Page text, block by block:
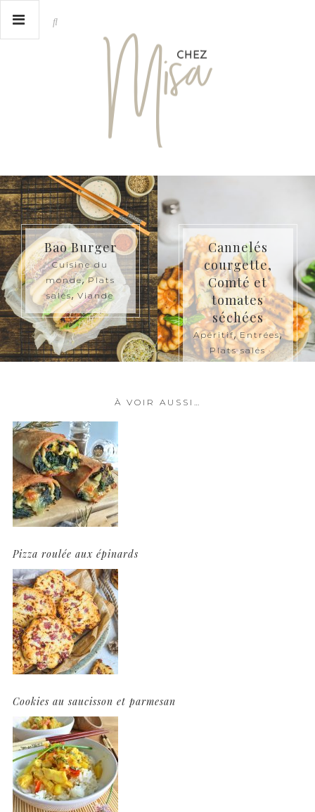
Cannelés
courgette,
Comté et
tomates
séchées
Apéritif,Entrées,
Plats salés
Crêpes au
saumon
sauvage
d’Alaska
Brunch,Entrées,
Plats salés,
Poissons
À VOIR AUSSI…
Pizza roulée aux épinards
Cookies au saucisson et parmesan